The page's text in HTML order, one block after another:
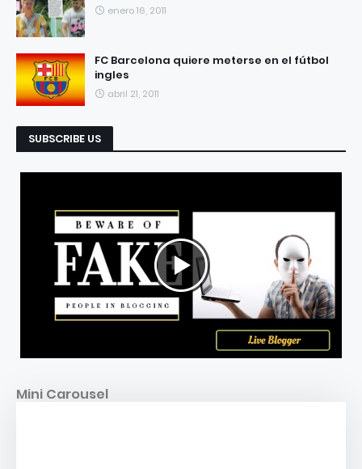
enero 16, 2011
FC Barcelona quiere meterse en el fútbol
ingles
abril 21, 2011
SUBSCRIBE US
Mini Carousel